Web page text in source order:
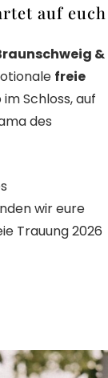
auf euch
&
freie
Schloss, auf
des
wir eure
Trauung 2026